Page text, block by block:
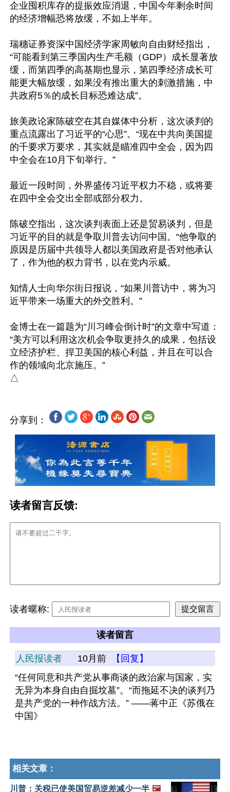
企业囤积库存的提振效应消退，中国今年剩余时间
的经济增幅恐将放缓，不如上半年。
瑞穗证券资深中国经济学家周敏向自由财经指出，
“可能看到第三季国内生产毛额（GDP）成长显著放
缓，而第四季的高基期也显示，第四季经济成长可
能更大幅放缓，如果没有推出重大的刺激措施，中
共政府5％的成长目标恐难达成”。
旅美政论家陈破空在其自媒体中分析，这次谈判的
重点流露出了习近平的“心思”。“现在中共向美国提
的千要求万要求，其实就是瞄准四中全会，因为四
中全会在10月下旬举行。”
最近一段时间，外界盛传习近平权力不稳，或将要
在四中全会交出全部或部分权力。
陈破空指出，这次谈判表面上还是贸易谈判，但是
习近平的目的就是争取川普去访问中国。“他争取的
原因是历届中共领导人都以美国政府是否对他承认
了，作为他的权力背书，以在党内示威。
知情人士向华尔街日报说，“如果川普访中，将为习
近平带来一场重大的外交胜利。”
金博士在一篇题为“川习峰会倒计时”的文章中写道：
“美方可以利用这次机会争取更持久的成果，包括设
立经济护栏、捍卫美国的核心利益，并且在可以合
作的领域向北京施压。”
分享到：
读者留言反馈:
读者暱称:
读者留言
人民报读者 10月前
【回复】
“任何同意和共产党从事商谈的政治家与国家，实
无异为本身自由自掘坟墓”。“而拖延不决的谈判乃
是共产党的一种作战方法。” ——蒋中正《苏俄在
中国》
相关文章：
川普：关税已使美国贸易逆差减少一半 🖼️